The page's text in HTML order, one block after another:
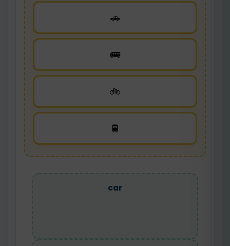
🚗
🚌
🚲
🚆
car